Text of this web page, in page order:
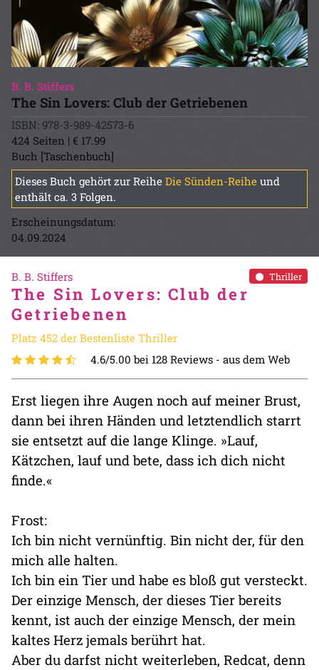
B. B. Stiffers
The Sin Lovers: Club der Getriebenen
ISBN: 978-3-989-42573-6
424 Seiten | € 17.99
Buch [Taschenbuch]
Dieses Buch gehört zur Reihe Die Sünden-Reihe und
enthält ca. 3 Folgen.
Erscheinungsdatum:
04.09.2024
Thriller
B. B. Stiffers
The Sin Lovers: Club der
Getriebenen
Platz 452 der Bestenliste Thriller
4.6/5.00 bei 128 Reviews - aus dem Web
Erst liegen ihre Augen noch auf meiner Brust,
dann bei ihren Händen und letztendlich starrt
sie entsetzt auf die lange Klinge. »Lauf,
Kätzchen, lauf und bete, dass ich dich nicht
finde.«
Frost:
Ich bin nicht vernünftig. Bin nicht der, für den
mich alle halten.
Ich bin ein Tier und habe es bloß gut versteckt.
Der einzige Mensch, der dieses Tier bereits
kennt, ist auch der einzige Mensch, der mein
kaltes Herz jemals berührt hat.
Aber du darfst nicht weiterleben, Redcat, denn